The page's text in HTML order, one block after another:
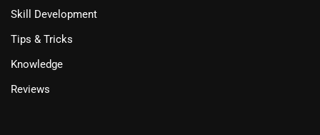
Skill Development
Tips & Tricks
Knowledge
Reviews